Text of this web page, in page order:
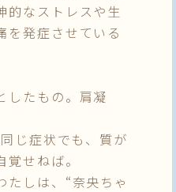
的なストレスや生
を発症させている
したもの。肩凝
じ症状でも、質が
せねば。
しは、“奈央ちゃ